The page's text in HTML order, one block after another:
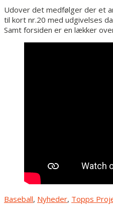
Udover det medfølger der et
til kort nr.20 med udgivelses
Samt forsiden er en lækker
Baseball, Nyheder, Topps